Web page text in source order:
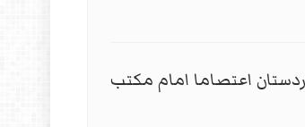
اعتصاما امام مكتب